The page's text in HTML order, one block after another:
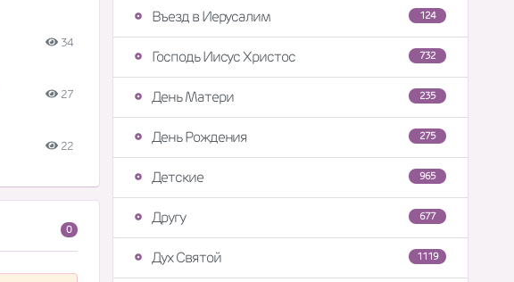
34
27
22
0
124
Въезд в Иерусалим
732
Господь Иисус Христос
235
День Матери
275
День Рождения
965
Детские
677
Другу
1119
Дух Святой